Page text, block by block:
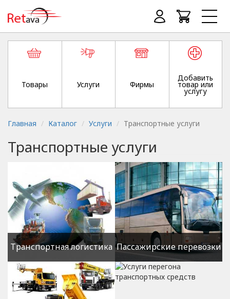
Товары Услуги Фирмы
Добавить
товар или
услугу
Главная Каталог Услуги Транспортные услуги
Транспортные услуги
Транспортная логистика
Грузовые автомобильные
перевозки
Грузовые железнодорожные
перевозки
Пассажирские перевозки
Пассажирские
автомобильные перевозки